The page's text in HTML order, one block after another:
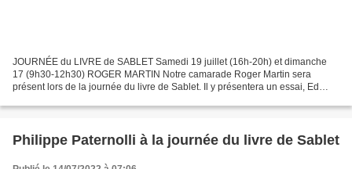
JOURNÉE du LIVRE de SABLET Samedi 19 juillet (16h-20h) et dimanche
17 (9h30-12h30) ROGER MARTIN Notre camarade Roger Martin sera
présent lors de la journée du livre de Sablet. Il y présentera un essai, Ed
Philippe Paternolli à la journée du livre de Sablet